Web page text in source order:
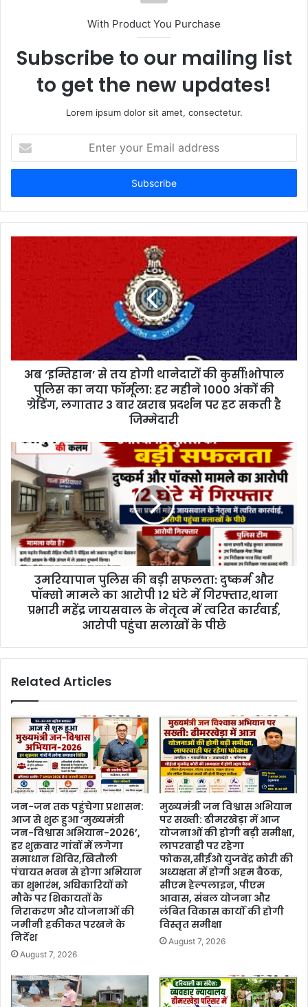
e
With Product You Purchase
Subscribe to our mailing list
to get the new updates!
Lorem ipsum dolor sit amet, consectetur.
t
r
y
अब ‘इम्तिहान’ से तय होगी थानेदारों की कुर्सी!भोपाल
पुलिस का नया फॉर्मूला: हर महीने 1000 अंकों की
ग्रेडिंग, लगातार 3 बार खराब प्रदर्शन पर हट सकती है
जिम्मेदारी
उमरियापान पुलिस की बड़ी सफलता: दुष्कर्म और
पॉक्सो मामले का आरोपी 12 घंटे में गिरफ्तार,थाना
प्रभारी महेंद्र जायसवाल के नेतृत्व में त्वरित कार्रवाई,
आरोपी पहुंचा सलाखों के पीछे
Related Articles
जन-जन तक पहुंचेगा प्रशासन:
आज से शुरू हुआ ‘मुख्यमंत्री
जन-विश्वास अभियान-2026’,
हर शुक्रवार गांवों में लगेगा
समाधान शिविर,खितौली
पंचायत भवन से होगा अभियान
का शुभारंभ, अधिकारियों को
मौके पर शिकायतों के
निराकरण और योजनाओं की
जमीनी हकीकत परखने के
निर्देश
August 7, 2026
मुख्यमंत्री जन विश्वास अभियान
पर सख्ती: ढीमरखेड़ा में आज
योजनाओं की होगी बड़ी समीक्षा,
लापरवाही पर रहेगा
फोकस,सीईओ युजवेंद्र कोरी की
अध्यक्षता में होगी अहम बैठक,
सीएम हेल्पलाइन, पीएम
आवास, संबल योजना और
लंबित विकास कार्यों की होगी
विस्तृत समीक्षा
August 7, 2026